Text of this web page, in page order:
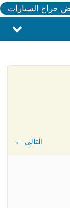
حراج السيارات
← التالي